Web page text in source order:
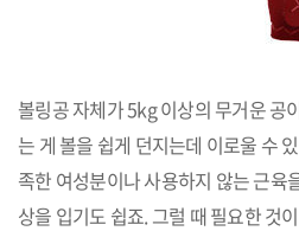
볼링공 자체가 5kg 이상의 무거운 공
는 게 볼을 쉽게 던지는데 이로울 수
족한 여성분이나 사용하지 않는 근육
상을 입기도 쉽죠. 그럴 때 필요한 것